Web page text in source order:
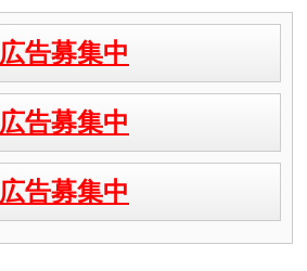
広告募集中
広告募集中
広告募集中